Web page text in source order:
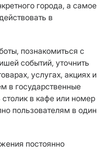
города, а самое
в
познакомиться с
событий, уточнить
услугах, акциях и
в государственные
в кафе или номер
пользователям в один
постоянно